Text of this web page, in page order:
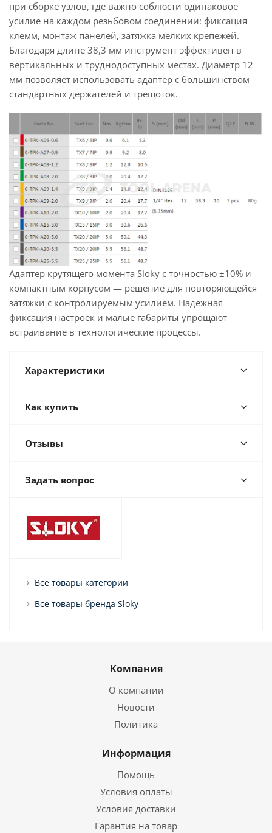
при сборке узлов, где важно соблюсти одинаковое
усилие на каждом резьбовом соединении: фиксация
клемм, монтаж панелей, затяжка мелких крепежей.
Благодаря длине 38,3 мм инструмент эффективен в
вертикальных и труднодоступных местах. Диаметр 12
мм позволяет использовать адаптер с большинством
стандартных держателей и трещоток.
Адаптер крутящего момента Sloky с точностью ±10% и
компактным корпусом — решение для повторяющейся
затяжки с контролируемым усилием. Надёжная
фиксация настроек и малые габариты упрощают
встраивание в технологические процессы.
Характеристики
Как купить
Отзывы
Задать вопрос
Все товары категории
Все товары бренда Sloky
Компания
О компании
Новости
Политика
Информация
Помощь
Условия оплаты
Условия доставки
Гарантия на товар